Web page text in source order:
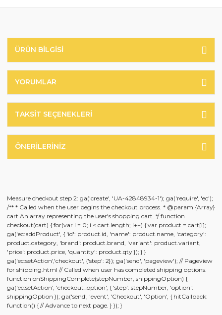
ÜRÜN BILGISI
YORUMLAR
TAKSIT SEÇENEKLERI
ÖNERILERINIZ
Measure checkout step 2: ga('create', 'UA-42848934-1'); ga('require', 'ec');
/** * Called when the user begins the checkout process. * @param {Array}
cart An array representing the user's shopping cart. */ function
checkout(cart) { for(var i = 0; i < cart.length; i++) { var product = cart[i];
ga('ec:addProduct', { 'id': product.id, 'name': product.name, 'category':
product.category, 'brand': product.brand, 'variant': product.variant,
'price': product.price, 'quantity': product.qty }); } }
ga('ec:setAction','checkout', {'step': 2}); ga('send', 'pageview'); // Pageview
for shipping.html // Called when user has completed shipping options.
function onShippingComplete(stepNumber, shippingOption) {
ga('ec:setAction', 'checkout_option', { 'step': stepNumber, 'option':
shippingOption }); ga('send', 'event', 'Checkout', 'Option', { hitCallback:
function() { // Advance to next page. } }); }